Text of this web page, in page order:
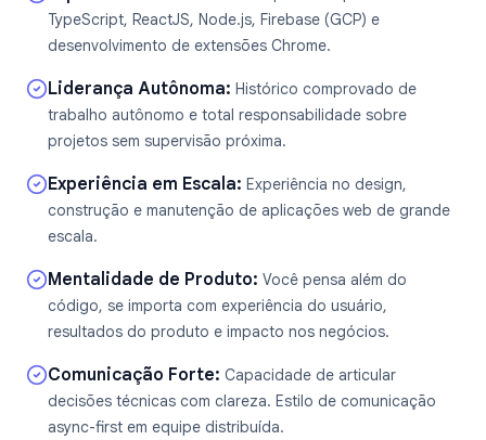
TypeScript, ReactJS, Node.js, Firebase (GCP) e
desenvolvimento de extensões Chrome.
Liderança Autônoma: Histórico comprovado de
trabalho autônomo e total responsabilidade sobre
projetos sem supervisão próxima.
Experiência em Escala: Experiência no design,
construção e manutenção de aplicações web de grande
escala.
Mentalidade de Produto: Você pensa além do
código, se importa com experiência do usuário,
resultados do produto e impacto nos negócios.
Comunicação Forte: Capacidade de articular
decisões técnicas com clareza. Estilo de comunicação
async-first em equipe distribuída.